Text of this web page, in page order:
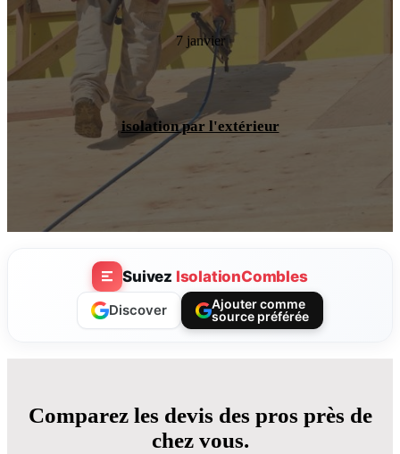
7 janvier
isolation par l'extérieur
Suivez IsolationCombles
Discover
Ajouter comme
source préférée
Comparez les devis des pros près de
chez vous.